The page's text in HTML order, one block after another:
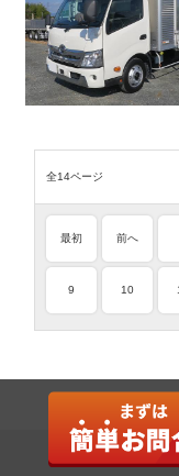
全14ページ
最初 前へ
9 10